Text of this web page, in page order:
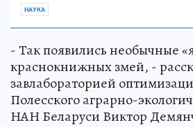
НАУКА
- Так появились необычные
краснокнижных змей, -
завлабораторией
Полесского аграрно-
НАН Беларуси Виктор